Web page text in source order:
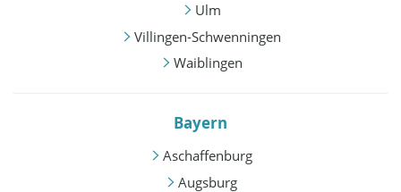
Ulm
Villingen-Schwenningen
Waiblingen
Bayern
Aschaffenburg
Augsburg